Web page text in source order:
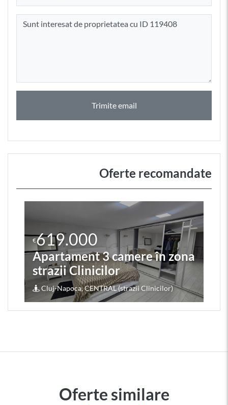
Trimite email
Oferte recomandate
€619.000
Apartament 3 camere în zona
strazii Clinicilor
Cluj-Napoca, CENTRAL (strazii Clinicilor)
Oferte similare